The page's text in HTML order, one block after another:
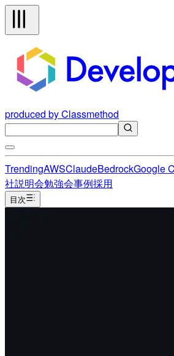
produced by Classmethod
TrendingAWSClaudeBedrockGoogle
社説明会勉強会事例採用
目次